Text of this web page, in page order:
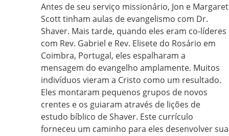
Antes de seu serviço missionário, Jon e Margaret
Scott tinham aulas de evangelismo com Dr.
Shaver. Mais tarde, quando eles eram co-líderes
com Rev. Gabriel e Rev. Elisete do Rosário em
Coimbra, Portugal, eles espalharam a
mensagem do evangelho amplamente. Muitos
indivíduos vieram a Cristo como um resultado.
Eles montaram pequenos grupos de novos
crentes e os guiaram através de lições de
estudo bíblico de Shaver. Este currículo
forneceu um caminho para eles desenvolver sua